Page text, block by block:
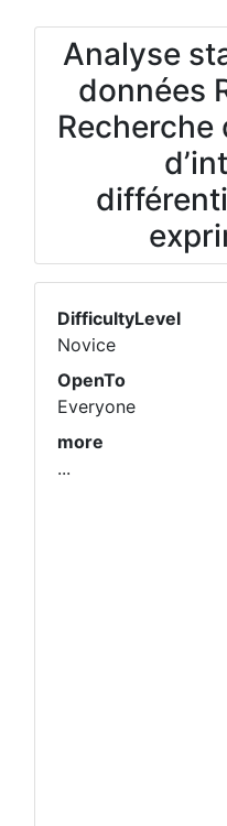
Analyse
données
Recherche
DifficultyLevel
Novice
OpenTo
Everyone
more
...